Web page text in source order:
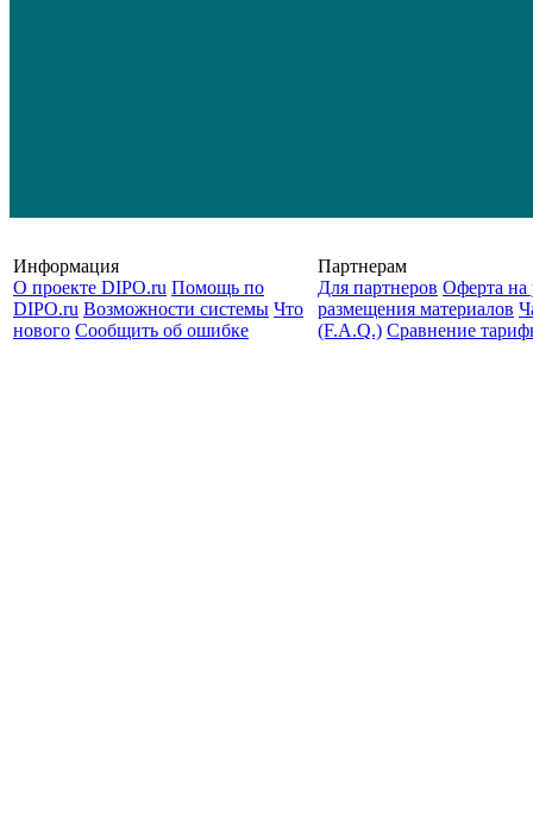
Информация
О проекте DIPO.ru Помощь по
DIPO.ru Возможности системы Что
нового Сообщить об ошибке
Партнерам
Для партнеров Оферта на
размещения материалов
(F.A.Q.) Cравнение